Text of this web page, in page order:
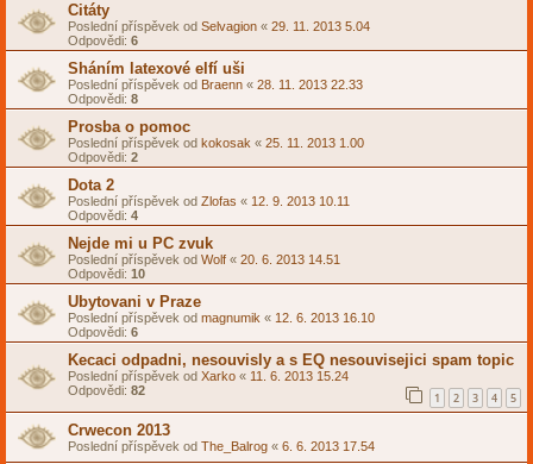
Citáty
Poslední příspěvek od Selvagion « 29. 11. 2013 5.04
Odpovědi: 6
Sháním latexové elfí uši
Poslední příspěvek od Braenn « 28. 11. 2013 22.33
Odpovědi: 8
Prosba o pomoc
Poslední příspěvek od kokosak « 25. 11. 2013 1.00
Odpovědi: 2
Dota 2
Poslední příspěvek od Zlofas « 12. 9. 2013 10.11
Odpovědi: 4
Nejde mi u PC zvuk
Poslední příspěvek od Wolf « 20. 6. 2013 14.51
Odpovědi: 10
Ubytovani v Praze
Poslední příspěvek od magnumik « 12. 6. 2013 16.10
Odpovědi: 6
Kecaci odpadni, nesouvisly a s EQ nesouvisejici spam topic
Poslední příspěvek od Xarko « 11. 6. 2013 15.24
Odpovědi: 82 1 2 3 4 5
Crwecon 2013
Poslední příspěvek od The_Balrog « 6. 6. 2013 17.54